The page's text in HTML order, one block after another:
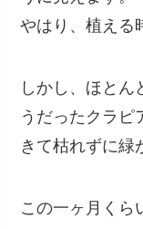
やはり、植える
しかし、ほとん
うだったクラピ
きて枯れずに緑
この一ヶ月くら